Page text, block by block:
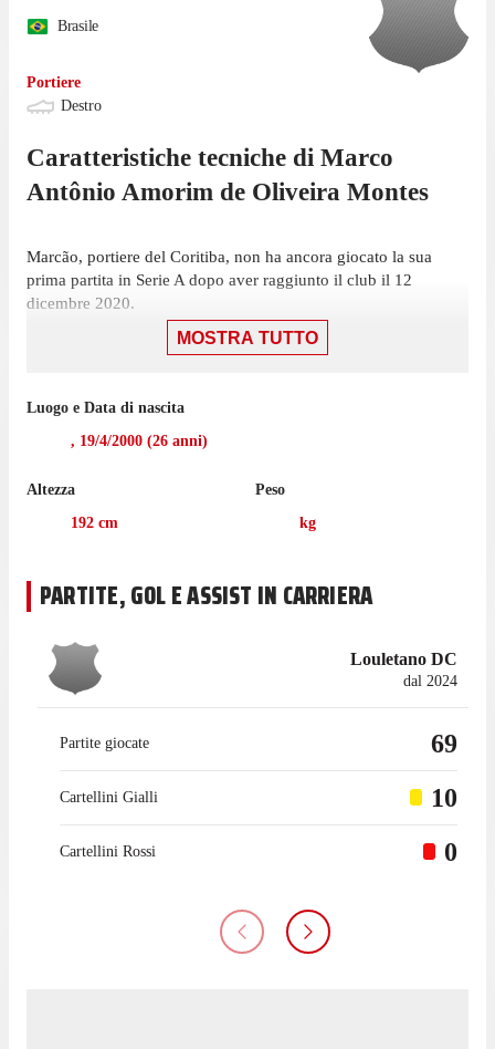
Brasile
Portiere
Destro
Caratteristiche tecniche di Marco
Antônio Amorim de Oliveira Montes
Marcão, portiere del Coritiba, non ha ancora giocato la sua
prima partita in Serie A dopo aver raggiunto il club il 12
dicembre 2020.
La prossima sfida per il Coritiba - che si trova al 19° posto con
con il Coritiba.
MOSTRA TUTTO
Luogo e Data di nascita
, 19/4/2000 (26 anni)
Altezza
192 cm
Peso
kg
PARTITE, GOL E ASSIST IN CARRIERA
Louletano DC
dal 2024
Partite giocate 69
Cartellini Gialli 10
Cartellini Rossi 0